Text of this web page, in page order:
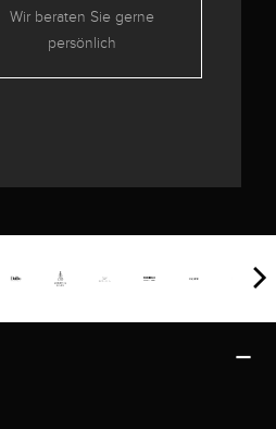
Wir beraten Sie gerne
persönlich